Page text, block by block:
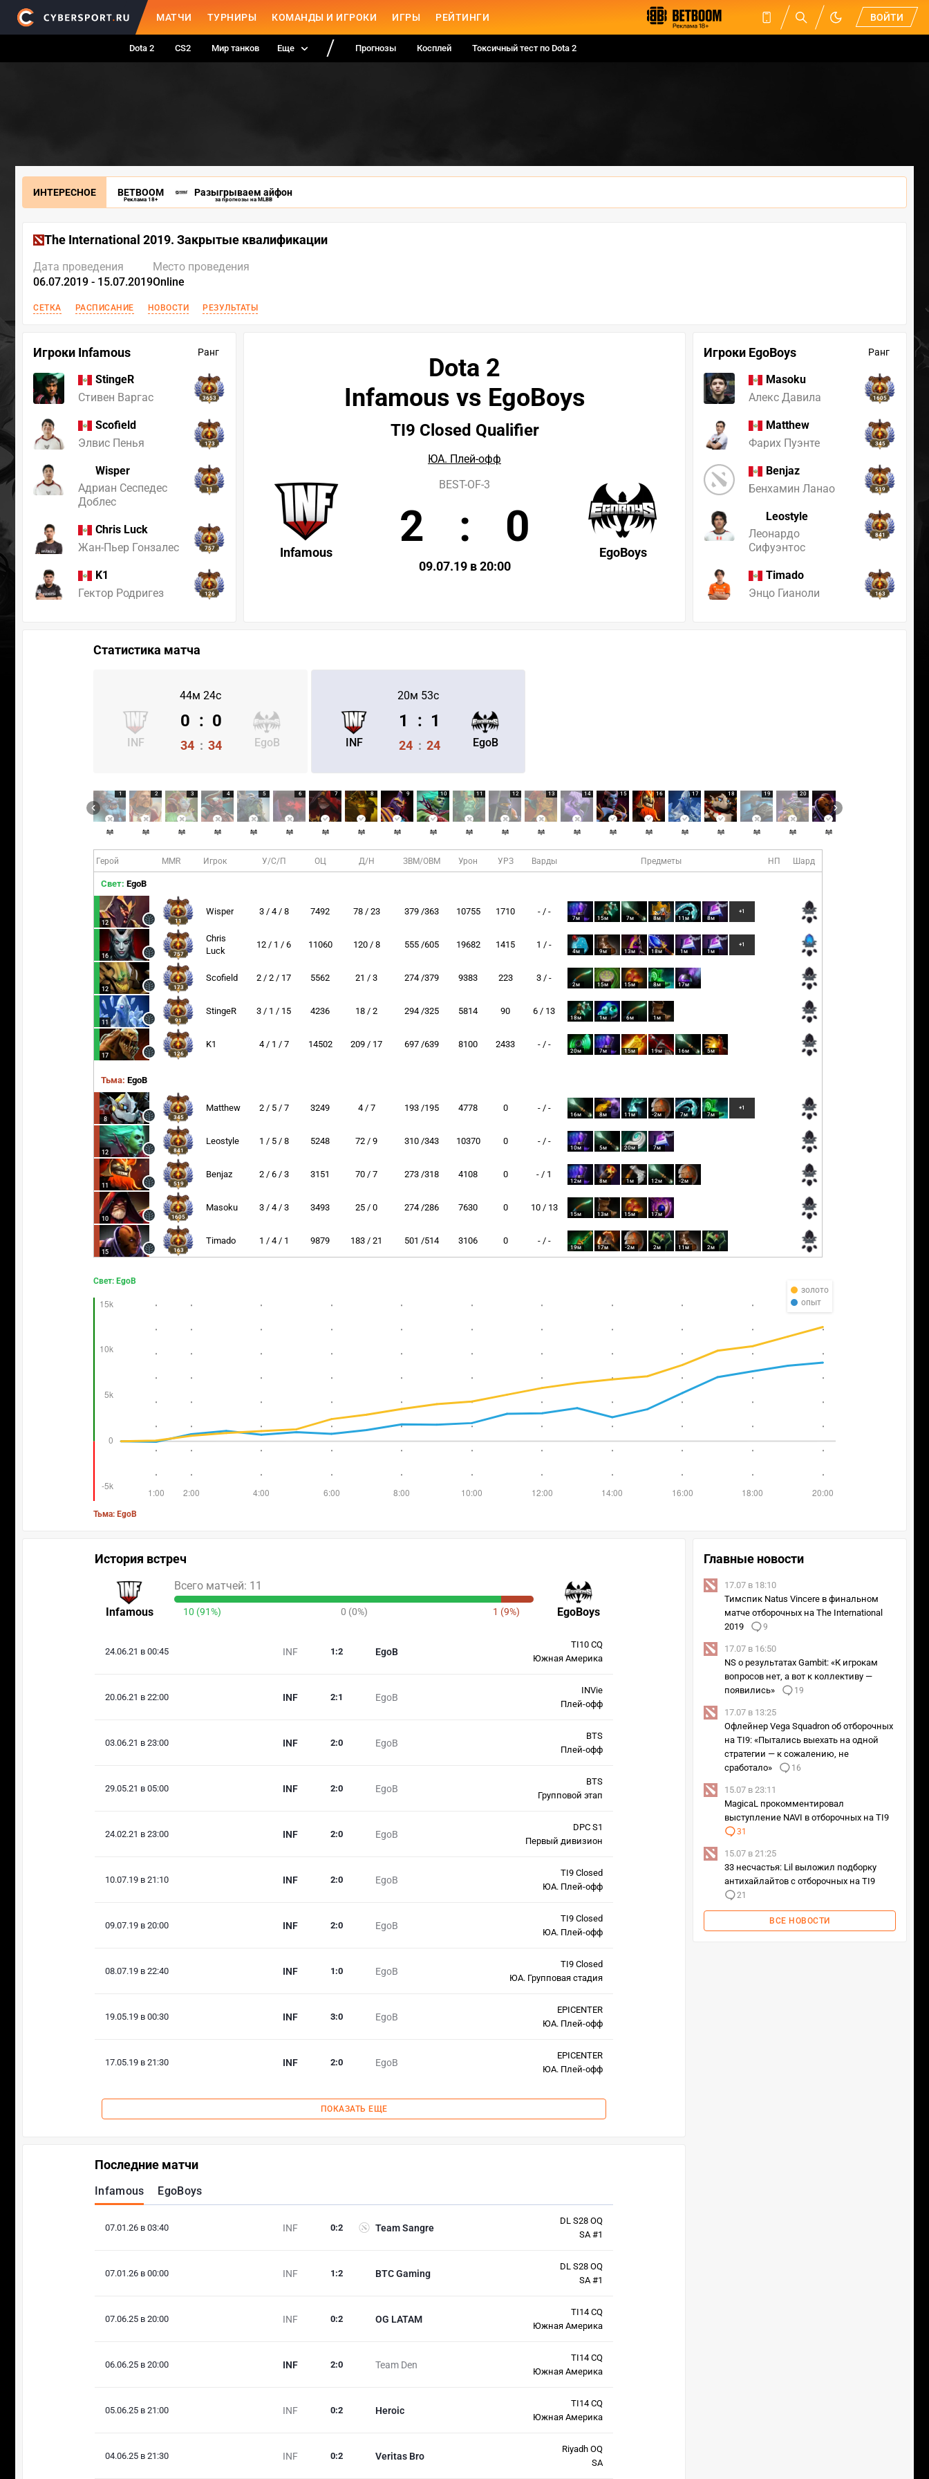
МАТЧИ ТУРНИРЫ КОМАНДЫ И ИГРОКИ ИГРЫ РЕЙТИНГИ ВОЙТИ
Dota 2 CS2 Мир танков Еще Прогнозы Косплей Токсичный тест по Dota 2
ИНТЕРЕСНОЕ BETBOOM
Реклама 18+
Разыгрываем айфон
за прогнозы на MLBB
The International 2019. Закрытые квалификации
Дата проведения
06.07.2019 - 15.07.2019
Место проведения
Online
СЕТКА РАСПИСАНИЕ НОВОСТИ РЕЗУЛЬТАТЫ
Игроки Infamous Ранг
StingeR
Стивен Варгас
3653
Scofield
Элвис Пенья
173
Wisper
Адриан Сеспедес
Доблес
11
Chris Luck
Жан-Пьер Гонзалес
757
K1
Гектор Родригез
126
Игроки EgoBoys Ранг
Masoku
Алекс Давила
1605
Matthew
Фарих Пуэнте
345
Benjaz
Бенхамин Ланао
519
Leostyle
Леонардо
Сифуэнтос
841
Timado
Энцо Гианоли
163
Dota 2
Infamous vs EgoBoys
TI9 Closed Qualifier
ЮА. Плей-офф
Infamous EgoBoys
BEST-OF-3
2 : 0
09.07.19 в 20:00
Статистика матча
44м 24с
INF EgoB
0 : 0
34 : 34
20м 53с
INF EgoB
1 : 1
24 : 24
1 2 3 4 5 6 7 8 9 10 11 12 13 14 15 16 17 18 19 20
Герой MMR Игрок У/С/П ОЦ Д/Н ЗВМ/ОВМ Урон УРЗ Варды Предметы НП Шард
Свет: EgoB
12 11
Wisper 3 / 4 / 8 7492 78 / 23 379 /363 10755 1710 - / -
7м 15м 7м 8м 11м 8м
+1
16 757
Chris
Luck
12 / 1 / 6 11060 120 / 8 555 /605 19682 1415 1 / -
4м 9м 13м 18м 1м 1м
+1
12 173
Scofield 2 / 2 / 17 5562 21 / 3 274 /379 9383 223 3 / -
2м 15м 15м 8м 17м
11 91
StingeR 3 / 1 / 15 4236 18 / 2 294 /325 5814 90 6 / 13
18м 1м 6м 1м
17 126
K1 4 / 1 / 7 14502 209 / 17 697 /639 8100 2433 - / -
20м 7м 15м 19м 16м 5м
Тьма: EgoB
8 345
Matthew 2 / 5 / 7 3249 4 / 7 193 /195 4778 0 - / -
16м 8м 11м -2м 7м 7м
+1
12 841
Leostyle 1 / 5 / 8 5248 72 / 9 310 /343 10370 0 - / -
10м 5м 20м 7м
11 519
Benjaz 2 / 6 / 3 3151 70 / 7 273 /318 4108 0 - / 1
12м 8м 1м 12м -2м
10 1605
Masoku 3 / 4 / 3 3493 25 / 0 274 /286 7630 0 10 / 13
15м 13м 15м 17м
15 163
Timado 1 / 4 / 1 9879 183 / 21 501 /514 3106 0 - / -
19м 17м -2м 2м 11м 2м
золото
опыт
Свет: EgoB
Тьма: EgoB
История встреч
Infamous EgoBoys
Всего матчей: 11
10 (91%) 0 (0%) 1 (9%)
24.06.21 в 00:45 INF EgoB
1 :2
TI10 CQ
Южная Америка
20.06.21 в 22:00 INF EgoB
2:1
INVie
Плей-офф
03.06.21 в 23:00 INF EgoB
2:0
BTS
Плей-офф
29.05.21 в 05:00 INF EgoB
2:0
BTS
Групповой этап
24.02.21 в 23:00 INF EgoB
2:0
DPC S1
Первый дивизион
10.07.19 в 21:10 INF EgoB
2:0
TI9 Closed
ЮА. Плей-офф
09.07.19 в 20:00 INF EgoB
2:0
TI9 Closed
ЮА. Плей-офф
08.07.19 в 22:40 INF EgoB
1 :0
TI9 Closed
ЮА. Групповая стадия
19.05.19 в 00:30 INF EgoB
3:0
EPICENTER
ЮА. Плей-офф
17.05.19 в 21:30 INF EgoB
2:0
EPICENTER
ЮА. Плей-офф
ПОКАЗАТЬ ЕЩЕ
Последние матчи
Infamous EgoBoys
07.01.26 в 03:40 INF Team Sangre
0:2
DL S28 OQ
SA #1
07.01.26 в 00:00 INF BTC Gaming
1 :2
DL S28 OQ
SA #1
07.06.25 в 20:00 INF OG LATAM
0:2
TI14 CQ
Южная Америка
06.06.25 в 20:00 INF Team Den
2:0
TI14 CQ
Южная Америка
05.06.25 в 21:00 INF Heroic
0:2
TI14 CQ
Южная Америка
04.06.25 в 21:30 INF Veritas Bro
0:2
Riyadh OQ
SA
Главные новости
17.07 в 18:10
Тимспик Natus Vincere в финальном
матче отборочных на The International
2019
9
17.07 в 16:50
NS о результатах Gambit: «К игрокам
вопросов нет, а вот к коллективу —
появились»
19
17.07 в 13:25
Офлейнер Vega Squadron об отборочных
на TI9: «Пытались выехать на одной
стратегии — к сожалению, не
сработало»
16
15.07 в 23:11
MagicaL прокомментировал
выступление NAVI в отборочных на TI9
31
15.07 в 21:25
33 несчастья: Lil выложил подборку
антихайлайтов с отборочных на TI9
21
ВСЕ НОВОСТИ